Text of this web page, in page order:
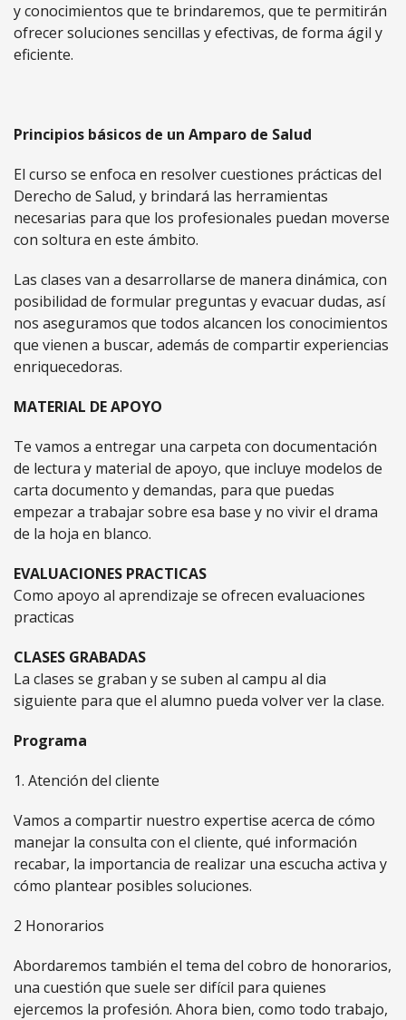
y conocimientos que te brindaremos, que te permitirán
ofrecer soluciones sencillas y efectivas, de forma ágil y
eficiente.
Principios básicos de un Amparo de Salud
El curso se enfoca en resolver cuestiones prácticas del
Derecho de Salud, y brindará las herramientas
necesarias para que los profesionales puedan moverse
con soltura en este ámbito.
Las clases van a desarrollarse de manera dinámica, con
posibilidad de formular preguntas y evacuar dudas, así
nos aseguramos que todos alcancen los conocimientos
que vienen a buscar, además de compartir experiencias
enriquecedoras.
MATERIAL DE APOYO
Te vamos a entregar una carpeta con documentación
de lectura y material de apoyo, que incluye modelos de
carta documento y demandas, para que puedas
empezar a trabajar sobre esa base y no vivir el drama
de la hoja en blanco.
EVALUACIONES PRACTICAS
Como apoyo al aprendizaje se ofrecen evaluaciones
practicas
CLASES GRABADAS
La clases se graban y se suben al campu al dia
siguiente para que el alumno pueda volver ver la clase.
Programa
1. Atención del cliente
Vamos a compartir nuestro expertise acerca de cómo
manejar la consulta con el cliente, qué información
recabar, la importancia de realizar una escucha activa y
cómo plantear posibles soluciones.
2 Honorarios
Abordaremos también el tema del cobro de honorarios,
una cuestión que suele ser difícil para quienes
ejercemos la profesión. Ahora bien, como todo trabajo,